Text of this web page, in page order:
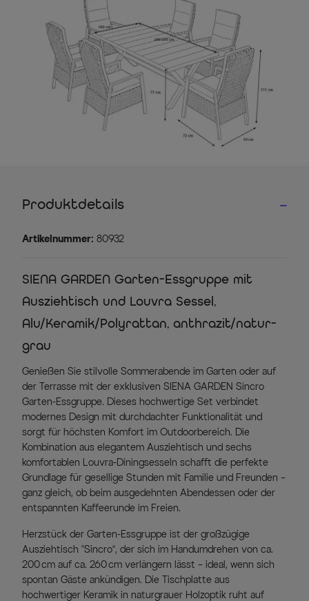
Produktdetails
Artikelnummer: 80932
SIENA GARDEN Garten-Essgruppe mit
Ausziehtisch und Louvra Sessel,
Alu/Keramik/Polyrattan, anthrazit/natur-
grau
Genießen Sie stilvolle Sommerabende im Garten oder auf
der Terrasse mit der exklusiven SIENA GARDEN Sincro
Garten-Essgruppe. Dieses hochwertige Set verbindet
modernes Design mit durchdachter Funktionalität und
sorgt für höchsten Komfort im Outdoorbereich. Die
Kombination aus elegantem Ausziehtisch und sechs
komfortablen Louvra-Diningsesseln schafft die perfekte
Grundlage für gesellige Stunden mit Familie und Freunden –
ganz gleich, ob beim ausgedehnten Abendessen oder der
entspannten Kaffeerunde im Freien.
Herzstück der Garten-Essgruppe ist der großzügige
Ausziehtisch „Sincro“, der sich im Handumdrehen von ca.
200 cm auf ca. 260 cm verlängern lässt – ideal, wenn sich
spontan Gäste ankündigen. Die Tischplatte aus
hochwertiger Keramik in naturgrauer Holzoptik ruht auf